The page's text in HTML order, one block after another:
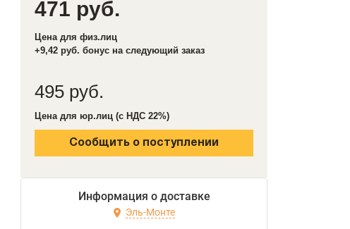
471 руб.
Цена для физ.лиц
+9,42 руб. бонус на следующий заказ
495 руб.
Цена для юр.лиц (с НДС 22%)
Сообщить о поступлении
Информация о доставке
Эль-Монте